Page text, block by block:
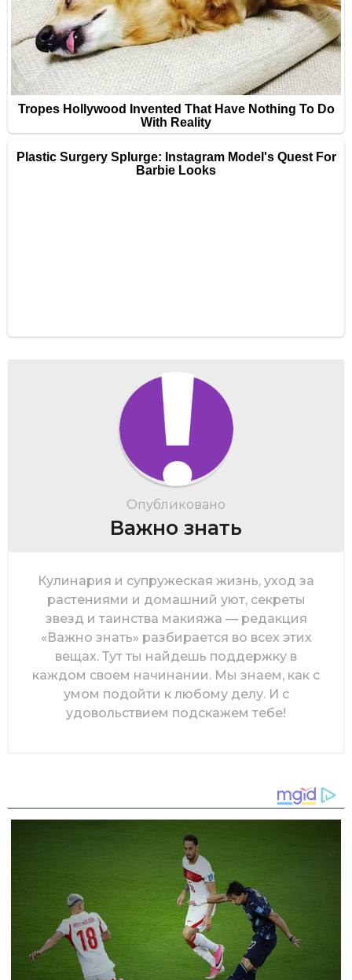
Опубликовано
Важно знать
Кулинария и супружеская жизнь, уход за
растениями и домашний уют, секреты
звезд и таинства макияжа — редакция
«Важно знать» разбирается во всех этих
вещах. Тут ты найдешь поддержку в
каждом своем начинании. Мы знаем, как с
умом подойти к любому делу. И с
удовольствием подскажем тебе!